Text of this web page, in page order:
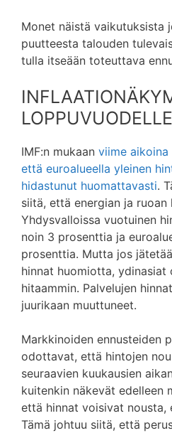
Monet näistä vaikutuksista
puutteesta talouden
tulla itseään toteuttava
IMF:n mukaan viime aikoina
että euroalueella yleinen
hidastunut huomattavasti.
siitä, että energian ja
Yhdysvalloissa vuotuinen
noin 3 prosenttia ja
prosenttia. Mutta jos
hinnat huomiotta, ydinasiat
hitaammin. Palvelujen
juurikaan muuttuneet.
Markkinoiden ennusteiden
odottavat, että hintojen
seuraavien kuukausien
kuitenkin näkevät edelleen
että hinnat voisivat nousta,
Tämä johtuu siitä, että